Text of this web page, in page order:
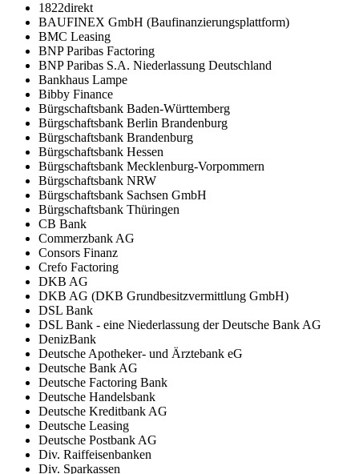
1822direkt
BAUFINEX GmbH (Baufinanzierungsplattform)
BMC Leasing
BNP Paribas Factoring
BNP Paribas S.A. Niederlassung Deutschland
Bankhaus Lampe
Bibby Finance
Bürgschaftsbank Baden-Württemberg
Bürgschaftsbank Berlin Brandenburg
Bürgschaftsbank Brandenburg
Bürgschaftsbank Hessen
Bürgschaftsbank Mecklenburg-Vorpommern
Bürgschaftsbank NRW
Bürgschaftsbank Sachsen GmbH
Bürgschaftsbank Thüringen
CB Bank
Commerzbank AG
Consors Finanz
Crefo Factoring
DKB AG
DKB AG (DKB Grundbesitzvermittlung GmbH)
DSL Bank
DSL Bank - eine Niederlassung der Deutsche Bank AG
DenizBank
Deutsche Apotheker- und Ärztebank eG
Deutsche Bank AG
Deutsche Factoring Bank
Deutsche Handelsbank
Deutsche Kreditbank AG
Deutsche Leasing
Deutsche Postbank AG
Div. Raiffeisenbanken
Div. Sparkassen